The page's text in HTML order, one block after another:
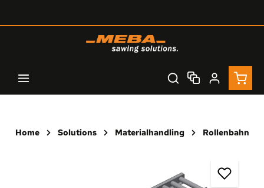
Home Solutions Materialhandling Rollenbahn